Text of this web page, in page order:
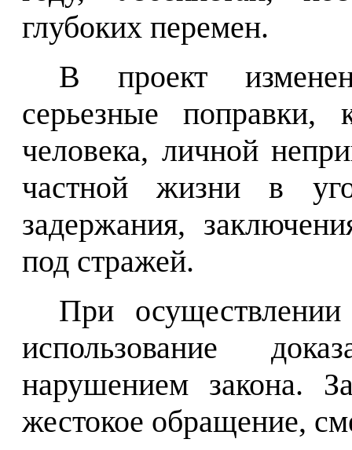
глубоких перемен.
В проект
серьезные
человека, личной
частной жизни в
задержания,
под стражей.
При осуществлении
использование
нарушением закона.
жестокое обращение,